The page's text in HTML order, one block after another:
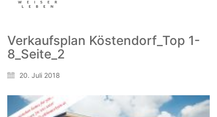
Verkaufsplan Köstendorf_Top 1-
8_Seite_2
20. Juli 2018
WeiserLeben GmbH